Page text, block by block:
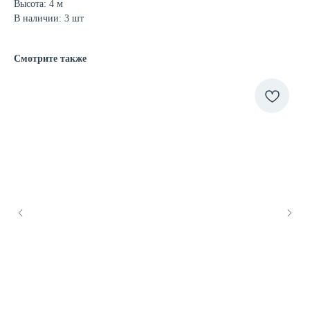
Высота: 4 м
В наличии: 3 шт
Смотрите также